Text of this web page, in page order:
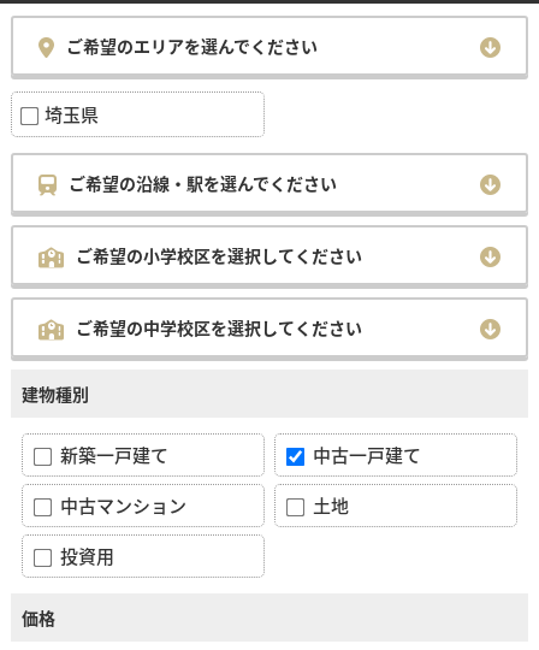
ご希望のエリアを選んでください
埼玉県
ご希望の沿線・駅を選んでください
ご希望の小学校区を選択してください
ご希望の中学校区を選択してください
建物種別
新築一戸建て
中古一戸建て
中古マンション
土地
投資用
価格